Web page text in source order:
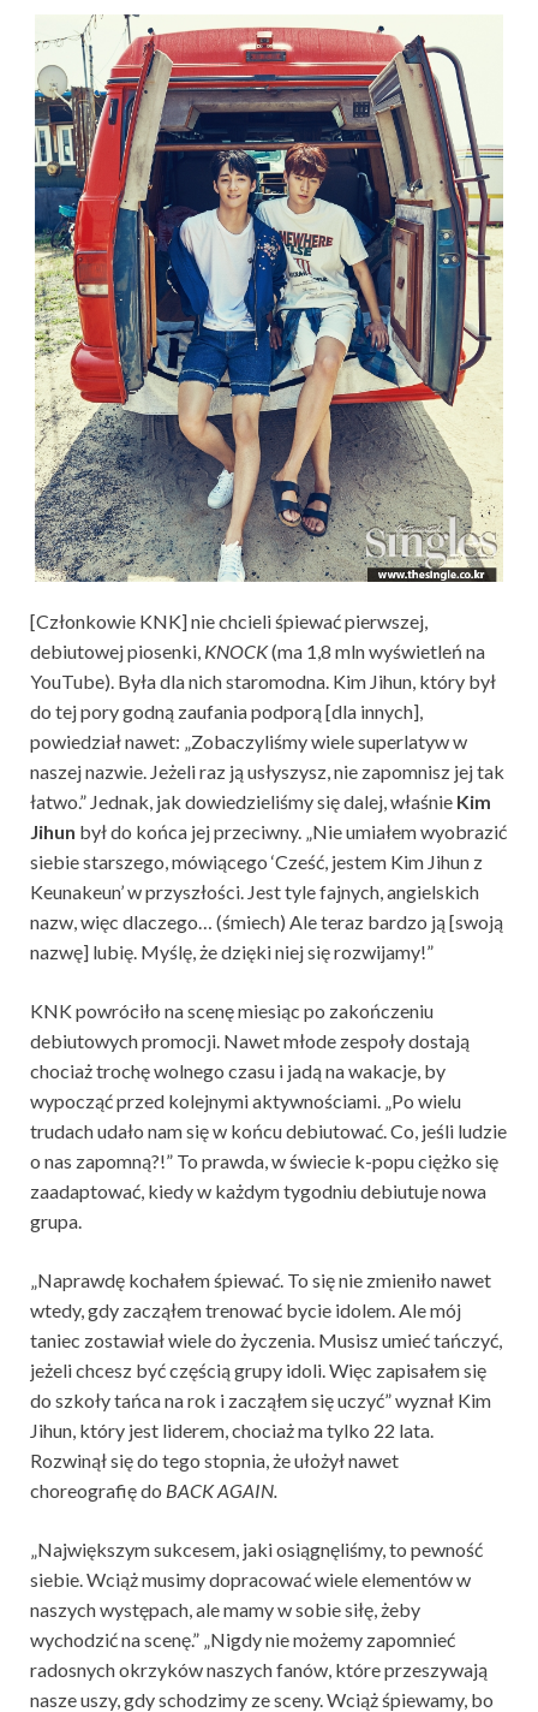
[Członkowie KNK] nie chcieli śpiewać pierwszej,
debiutowej piosenki, KNOCK(ma 1,8 mln wyświetleń na
YouTube). Była dla nich staromodna. Kim Jihun, który był
do tej pory godną zaufania podporą [dla innych],
powiedział nawet: „Zobaczyliśmy wiele superlatyw w
naszej nazwie. Jeżeli raz ją usłyszysz, nie zapomnisz jej tak
łatwo.” Jednak, jak dowiedzieliśmy się dalej, właśnie Kim
Jihun był do końca jej przeciwny. „Nie umiałem wyobrazić
siebie starszego, mówiącego ‘Cześć, jestem Kim Jihun z
Keunakeun’ w przyszłości. Jest tyle fajnych, angielskich
nazw, więc dlaczego… (śmiech) Ale teraz bardzo ją [swoją
nazwę] lubię. Myślę, że dzięki niej się rozwijamy!”
KNK powróciło na scenę miesiąc po zakończeniu
debiutowych promocji. Nawet młode zespoły dostają
chociaż trochę wolnego czasu i jadą na wakacje, by
wypocząć przed kolejnymi aktywnościami. „Po wielu
trudach udało nam się w końcu debiutować. Co, jeśli ludzie
o nas zapomną?!” To prawda, w świecie k-popu ciężko się
zaadaptować, kiedy w każdym tygodniu debiutuje nowa
grupa.
„Naprawdę kochałem śpiewać. To się nie zmieniło nawet
wtedy, gdy zacząłem trenować bycie idolem. Ale mój
taniec zostawiał wiele do życzenia. Musisz umieć tańczyć,
jeżeli chcesz być częścią grupy idoli. Więc zapisałem się
do szkoły tańca na rok i zacząłem się uczyć” wyznał Kim
Jihun, który jest liderem, chociaż ma tylko 22 lata.
Rozwinął się do tego stopnia, że ułożył nawet
choreografię do BACK AGAIN.
„Największym sukcesem, jaki osiągnęliśmy, to pewność
siebie. Wciąż musimy dopracować wiele elementów w
naszych występach, ale mamy w sobie siłę, żeby
wychodzić na scenę.” „Nigdy nie możemy zapomnieć
radosnych okrzyków naszych fanów, które przeszywają
nasze uszy, gdy schodzimy ze sceny. Wciąż śpiewamy, bo